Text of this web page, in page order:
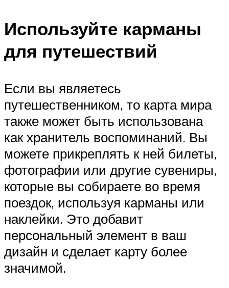
Используйте карманы
для путешествий
Если вы являетесь
путешественником, то карта мира
также может быть использована
как хранитель воспоминаний. Вы
можете прикреплять к ней билеты,
фотографии или другие сувениры,
которые вы собираете во время
поездок, используя карманы или
наклейки. Это добавит
персональный элемент в ваш
дизайн и сделает карту более
значимой.